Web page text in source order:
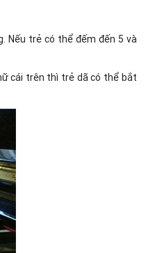
Nếu trẻ có thể đếm đến 5 và
cái trên thì trẻ dã có thể bắt